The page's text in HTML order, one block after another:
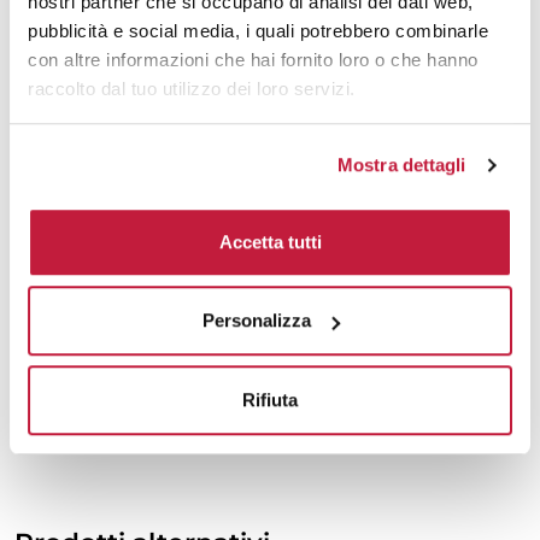
pubblicità e social media, i quali potrebbero combinarle
con altre informazioni che hai fornito loro o che hanno
raccolto dal tuo utilizzo dei loro servizi.
Mostra dettagli
Accetta tutti
Personalizza
Rifiuta
1500 € 4,89 € 5,16
2000 € 4,71 € 5,00
3000 € 4,62 € 4,92
€ 4,88
Area di personalizzazione
Domande e risposte